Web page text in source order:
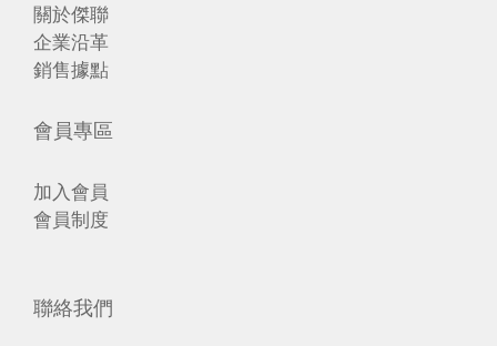
關於傑聯
企業沿革
銷售據點
會員專區
加入會員
會員制度
聯絡我們